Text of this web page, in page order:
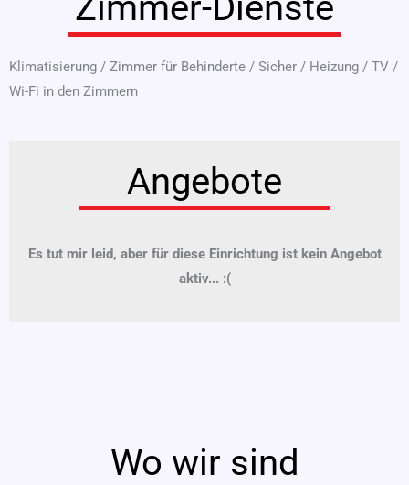
Klimatisierung / Zimmer für Behinderte / Sicher / Heizung / TV /
Wi-Fi in den Zimmern
Angebote
Es tut mir leid, aber für diese Einrichtung ist kein Angebot
aktiv... :(
Wo wir sind